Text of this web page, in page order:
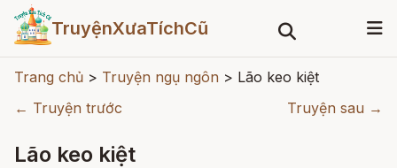
TruyệnXưaTíchCũ
Trang chủ > Truyện ngụ ngôn > Lão keo kiệt
← Truyện trước
Truyện sau →
Lão keo kiệt